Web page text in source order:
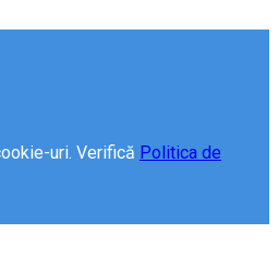
uri. Verifică Politica de